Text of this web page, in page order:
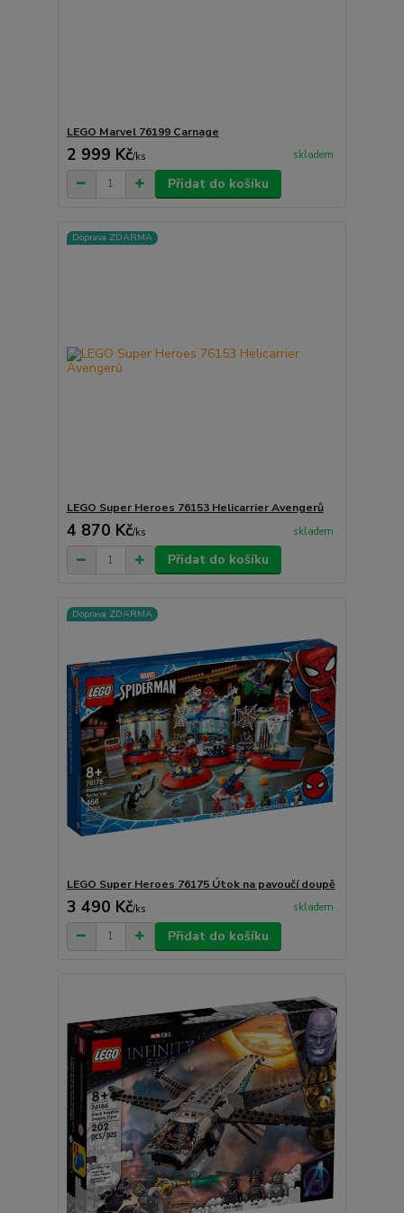
LEGO Marvel 76199 Carnage
2 999 Kč/ks skladem
Přidat do košíku
Doprava ZDARMA
LEGO Super Heroes 76153 Helicarrier Avengerů
4 870 Kč/ks skladem
Přidat do košíku
Doprava ZDARMA
LEGO Super Heroes 76175 Útok na pavoučí doupě
3 490 Kč/ks skladem
Přidat do košíku